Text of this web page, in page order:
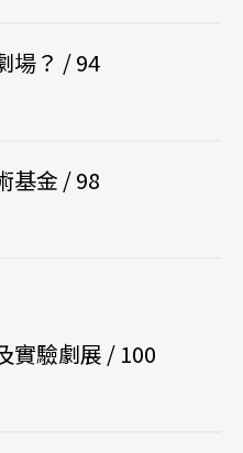
場？ / 94
基金 / 98
實驗劇展 / 100